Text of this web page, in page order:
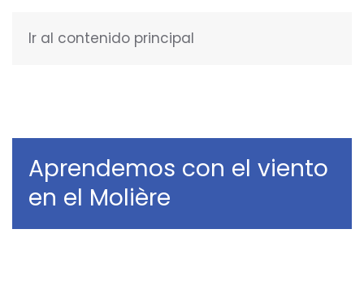
Ir al contenido principal
Aprendemos con el viento
en el Molière